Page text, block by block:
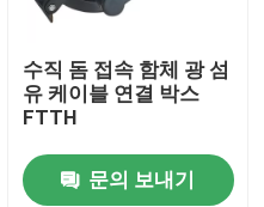
수직 돔 접속 함체 광 섬
유 케이블 연결 박스
FTTH
문의 보내기